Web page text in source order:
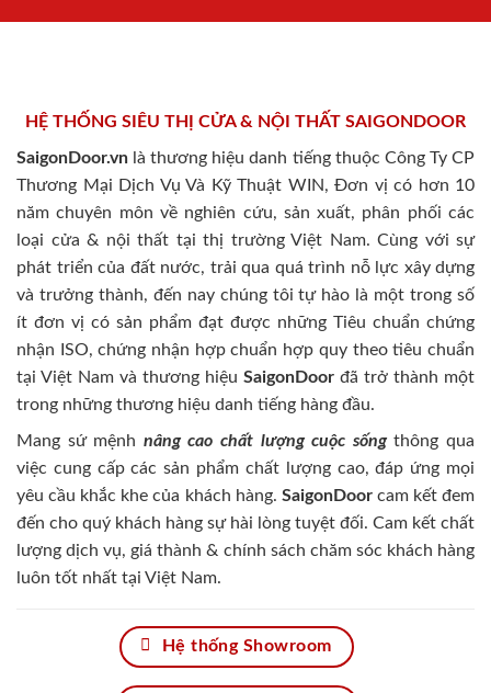
HỆ THỐNG SIÊU THỊ CỬA & NỘI THẤT SAIGONDOOR
SaigonDoor.vn là thương hiệu danh tiếng thuộc Công Ty CP
Thương Mại Dịch Vụ Và Kỹ Thuật WIN, Đơn vị có hơn 10
năm chuyên môn về nghiên cứu, sản xuất, phân phối các
loại cửa & nội thất tại thị trường Việt Nam. Cùng với sự
phát triển của đất nước, trải qua quá trình nỗ lực xây dựng
và trưởng thành, đến nay chúng tôi tự hào là một trong số
ít đơn vị có sản phẩm đạt được những Tiêu chuẩn chứng
nhận ISO, chứng nhận hợp chuẩn hợp quy theo tiêu chuẩn
tại Việt Nam và thương hiệu SaigonDoor đã trở thành một
trong những thương hiệu danh tiếng hàng đầu.
Mang sứ mệnh nâng cao chất lượng cuộc sốngthông qua
việc cung cấp các sản phẩm chất lượng cao, đáp ứng mọi
yêu cầu khắc khe của khách hàng. SaigonDoorcam kết đem
đến cho quý khách hàng sự hài lòng tuyệt đối. Cam kết chất
lượng dịch vụ, giá thành & chính sách chăm sóc khách hàng
luôn tốt nhất tại Việt Nam.
Hệ thống Showroom